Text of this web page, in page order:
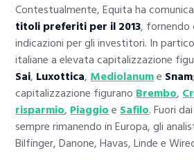
Contestualmente, Equita ha
titoli preferiti per il 2013, fornendo
indicazioni per gli investitori. In
italiane a elevata capitalizzazione
Sai, Luxottica,Mediolanume Snam
capitalizzazione figuranoBrembo,
risparmio,PiaggioeSafilo. Fuori
sempre rimanendo in Europa, gli
Bilfinger, Danone, Havas, Linde e